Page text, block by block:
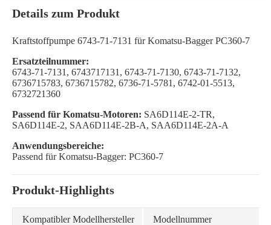
Details zum Produkt
Kraftstoffpumpe 6743-71-7131 für Komatsu-Bagger PC360-7
Ersatzteilnummer:
6743-71-7131, 6743717131, 6743-71-7130, 6743-71-7132,
6736715783, 6736715782, 6736-71-5781, 6742-01-5513,
6732721360
Passend für Komatsu-Motoren: SA6D114E-2-TR,
SA6D114E-2, SAA6D114E-2B-A, SAA6D114E-2A-A
Anwendungsbereiche:
Passend für Komatsu-Bagger: PC360-7
Produkt-Highlights
Kompatibler Modellhersteller Modellnummer